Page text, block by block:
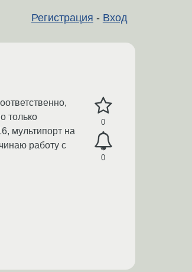
Регистрация - Вход
0
0
только
мультипорт на
работу с